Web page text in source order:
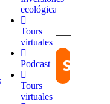
ecológicas
Tours
virtuales
Podcast
Tours
virtuales